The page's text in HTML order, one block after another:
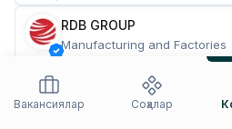
RDB GROUP
Manufacturing and Factories
Restaurants and Fast Food
Вакансиялар
Соҳалар